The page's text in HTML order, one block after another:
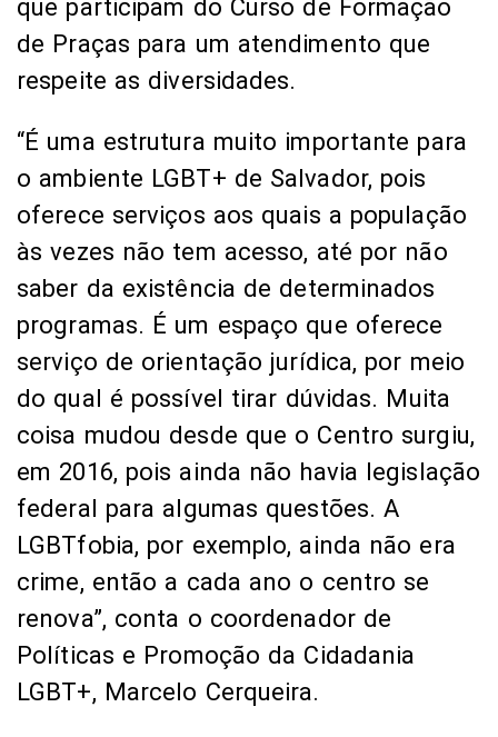
que participam do Curso de Formação
de Praças para um atendimento que
respeite as diversidades.
“É uma estrutura muito importante para
o ambiente LGBT+ de Salvador, pois
oferece serviços aos quais a população
às vezes não tem acesso, até por não
saber da existência de determinados
programas. É um espaço que oferece
serviço de orientação jurídica, por meio
do qual é possível tirar dúvidas. Muita
coisa mudou desde que o Centro surgiu,
em 2016, pois ainda não havia legislação
federal para algumas questões. A
LGBTfobia, por exemplo, ainda não era
crime, então a cada ano o centro se
renova”, conta o coordenador de
Políticas e Promoção da Cidadania
LGBT+, Marcelo Cerqueira.